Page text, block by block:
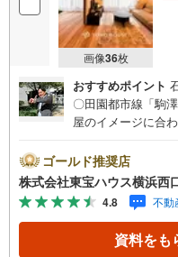
画像36枚
おすすめポイント
〇田園都市線「駒
屋のイメージに合
hoo！ 不動産キャ
成約するとPayPay
動産 物件ご成約キ
をもらう」「見学
ださい。※必ず
い。※PayPayボー
ゴールド推奨店
株式会社東宝ハウス横浜西
4.8 不動
資料をも